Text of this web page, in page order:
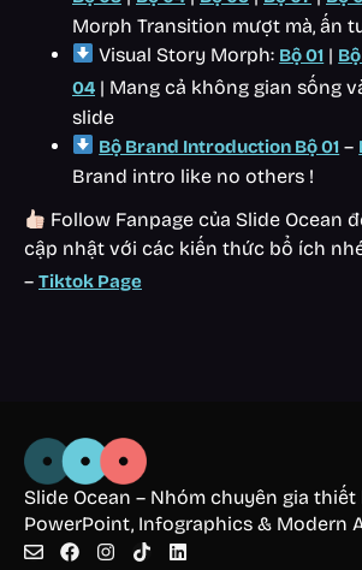
Morph Transition mượt mà, ấn
Visual Story Morph: Bộ 01 |
04 | Mang cả không gian sống
slide
Bộ Brand Introduction Bộ 01 –
Brand intro like no others !
Follow Fanpage của Slide Ocean
cập nhật với các kiến thức bổ ích
– Tiktok Page
Slide Ocean – Nhóm chuyên gia
PowerPoint, Infographics & Modern